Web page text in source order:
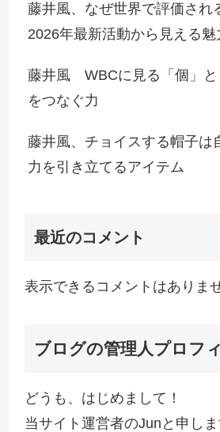
藤井風、なぜ世界で評価され
2026年最新活動から見える魅
藤井風 WBCに見る「個」と
をつなぐ力
藤井風、チョイスする帽子は
力を引き立てるアイテム
最近のコメント
表示できるコメントはありま
ブログの管理人プロフ
どうも、はじめまして！
当サイト運営者のJunと申しま